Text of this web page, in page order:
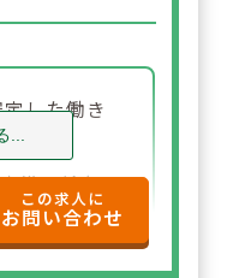
定した働き
準の給与設
通しも立て
府県内で安
...
この求人に
お問い合わせ